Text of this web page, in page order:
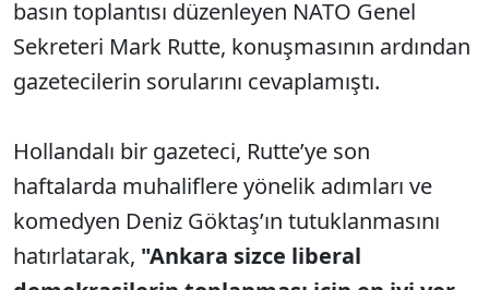
basın toplantısı düzenleyen NATO Genel
Sekreteri Mark Rutte, konuşmasının ardından
gazetecilerin sorularını cevaplamıştı.
Hollandalı bir gazeteci, Rutte’ye son
haftalarda muhaliflere yönelik adımları ve
komedyen Deniz Göktaş’ın tutuklanmasını
hatırlatarak, "Ankara sizce liberal